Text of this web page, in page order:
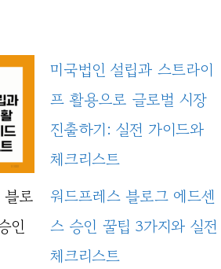
미국법인 설립과 스트라이
프 활용으로 글로벌 시장
진출하기: 실전 가이드와
체크리스트
워드프레스 블로그 에드센
스 승인 꿀팁 3가지와 실전
체크리스트